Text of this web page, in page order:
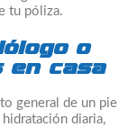
tu póliza.
o
en casa
general de un pie
diaria,